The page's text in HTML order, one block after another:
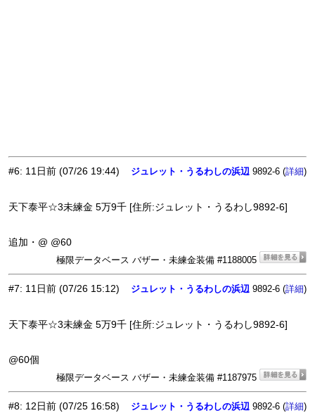
#6: 11日前 (07/26 19:44) ジュレット・うるわしの浜辺 9892-6 (詳細)
天下泰平☆3未練金 5万9千 [住所:ジュレット・うるわし9892-6]
追加・@ @60
極限データベース バザー・未練金装備 #1188005
#7: 11日前 (07/26 15:12) ジュレット・うるわしの浜辺 9892-6 (詳細)
天下泰平☆3未練金 5万9千 [住所:ジュレット・うるわし9892-6]
@60個
極限データベース バザー・未練金装備 #1187975
#8: 12日前 (07/25 16:58) ジュレット・うるわしの浜辺 9892-6 (詳細)